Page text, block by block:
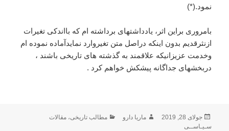
نمود.(*)
بامروری براین اثر، یادداشتهای برداشته ام که بااندکی تغیرات
ازنثرقدیم بدون اینکه دراصل متن تغیروارد نمایدآماده نموده ام
وخدمت عزیزانیکه علاقمند به گذشته های تاریخی باشند ،
دربخشهای جداگانه پیشکش خواهم کرد .
ارسال
شده
جولای 28, 2019 نویسنده
ماریا دارو دسته‌ها
مطالب تاریخی،مقالات
سـیـاســی